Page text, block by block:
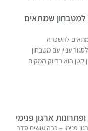
למטבחון שמתאים
להשכרה
עניין עם מטבחון
קטן הוא בדיוק המקום
ארגון פנימי
פנימי – ככה עושים סדר